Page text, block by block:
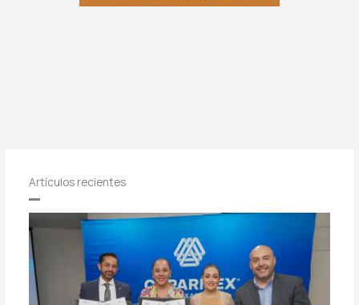
Artículos recientes